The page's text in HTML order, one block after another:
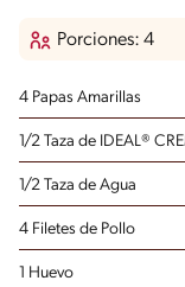
Porciones: 4
4 Papas Amarillas
1/2 Taza de IDEAL®
1/2 Taza de Agua
4 Filetes de Pollo
1 Huevo